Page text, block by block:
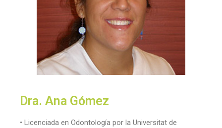
Dra. Ana Gómez
• Licenciada en Odontología por la Universitat de